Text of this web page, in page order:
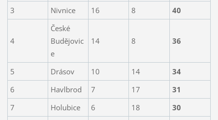
3 Nivnice 16 8 40
4
České
Budějovic
e
14 8 36
5 Drásov 10 14
34
6
Havlbrod 7 17
31
7
Holubice 6 18
30